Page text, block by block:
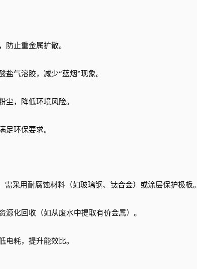
防止重金属扩散。
盐气溶胶，减少“蓝烟”现象。
尘，降低环境风险。
足环保要求。
需采用耐腐蚀材料（如玻璃钢、钛合金）或涂层保护极板。
源化回收（如从废水中提取有价金属）。
电耗，提升能效比。